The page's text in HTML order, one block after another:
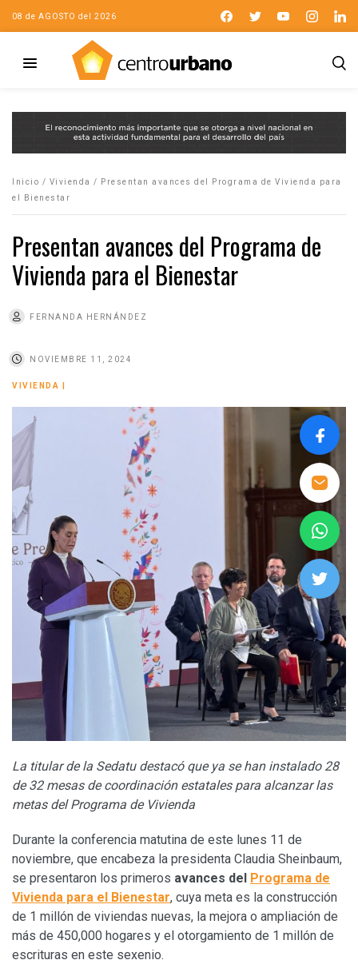
08 de AGOSTO del 2026
Inicio / Vivienda /
Presentan avances del Programa de Vivienda para
el Bienestar
Presentan avances del Programa de
Vivienda para el Bienestar
FERNANDA HERNÁNDEZ
NOVIEMBRE 11, 2024
VIVIENDA
La titular de la Sedatu destacó que ya se han instalado 28
de 32 mesas de coordinación estatales para alcanzar las
metas del Programa de Vivienda
Durante la conferencia matutina de este lunes 11 de
noviembre, que encabeza la presidenta Claudia Sheinbaum,
se presentaron los primeros avances del Programa de
Vivienda para el Bienestar, cuya meta es la construcción
de 1 millón de viviendas nuevas, la mejora o ampliación de
más de 450,000 hogares y el otorgamiento de 1 millón de
escrituras en este sexenio.